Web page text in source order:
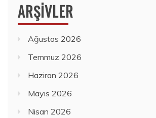
ARŞIVLER
Ağustos 2026
Temmuz 2026
Haziran 2026
Mayıs 2026
Nisan 2026